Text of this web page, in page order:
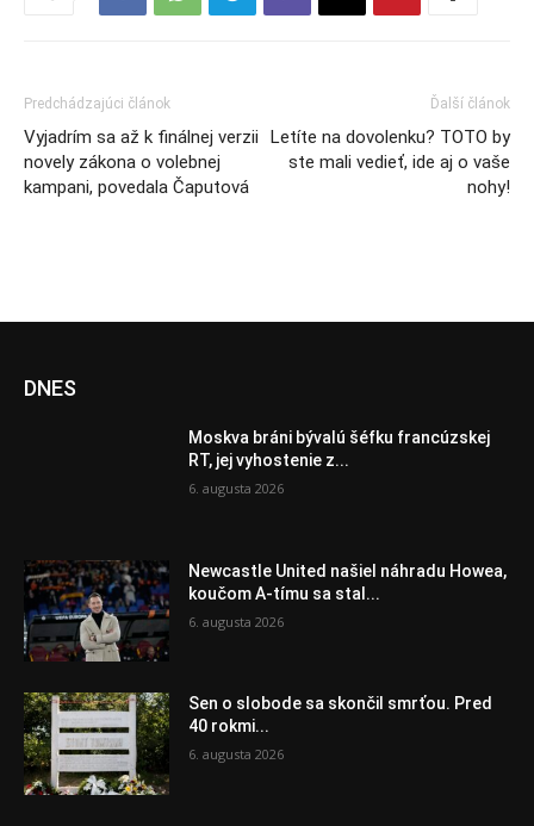
Predchádzajúci článok
Vyjadrím sa až k finálnej verzii
novely zákona o volebnej
kampani, povedala Čaputová
Ďalší článok
Letíte na dovolenku? TOTO by
ste mali vedieť, ide aj o vaše
nohy!
DNES
Moskva bráni bývalú šéfku francúzskej
RT, jej vyhostenie z...
6. augusta 2026
Newcastle United našiel náhradu Howea,
koučom A-tímu sa stal...
6. augusta 2026
Sen o slobode sa skončil smrťou. Pred
40 rokmi...
6. augusta 2026